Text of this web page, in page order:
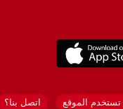
تستخدم الموقع اتصل بنا؟